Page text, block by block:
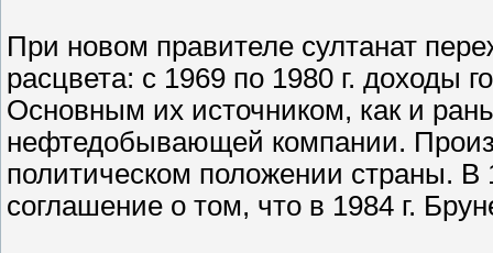
При новом правителе султанат
расцвета: с 1969 по 1980 г. доходы
Основным их источником, как и
нефтедобывающей компании.
политическом положении страны. В
соглашение о том, что в 1984 г.